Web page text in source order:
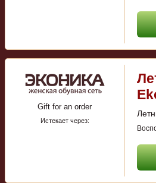
Gift for an order
Истекает через: